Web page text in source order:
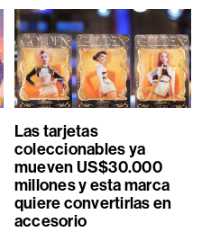
Las tarjetas
coleccionables ya
mueven US$30.000
millones y esta marca
quiere convertirlas en
accesorio